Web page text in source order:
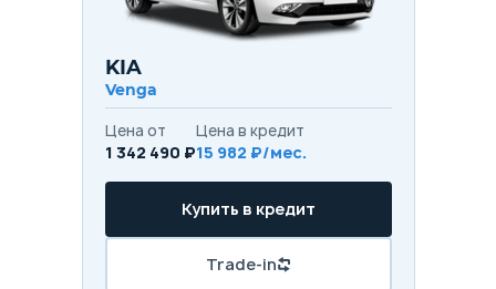
KIA
Venga
Цена от
1 342 490 ₽
Цена в кредит
15 982 ₽/мес.
Купить в кредит
Trade-in